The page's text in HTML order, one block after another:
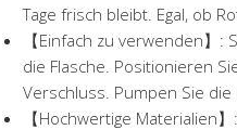
Tage frisch bleibt. Egal, ob
【Einfach zu verwenden】
die Flasche. Positionieren
Verschluss. Pumpen Sie
【Hochwertige Materialien